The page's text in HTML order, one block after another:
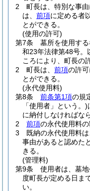
2
町長は、特別な事
は、 前項に定める者
とができる。
(使用の許可)
第7条
墓所を使用す
和23年法律第48号。
ころにより、町長の
2
町長は、 前項の許
とができる。
(永代使用料)
第8条
前条第1項の規
「使用者」という。)
に納付しなければな
2
前項の永代使用料
3
既納の永代使用料は
事由があると認めた
きる。
(管理料)
第9条
使用者は、墓
度町長が定める日ま
い。